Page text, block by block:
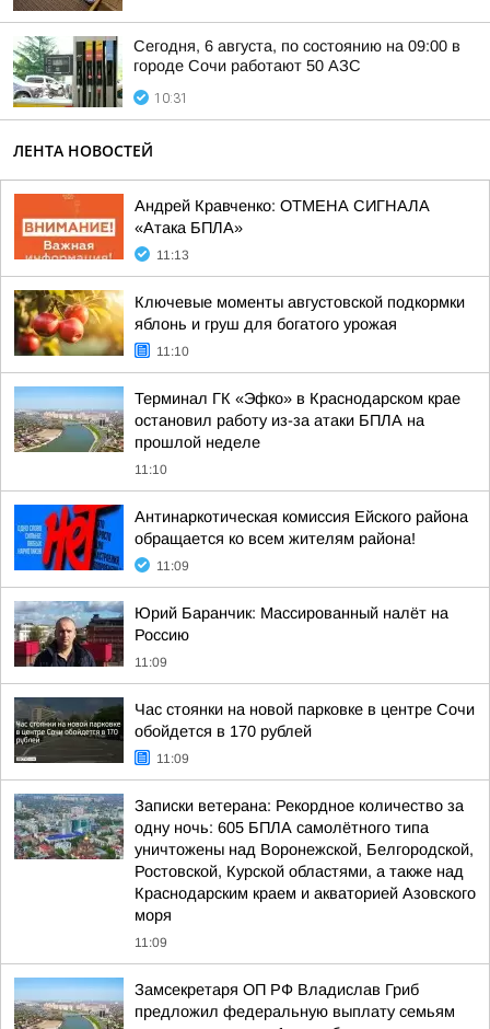
Сегодня, 6 августа, по состоянию на 09:00 в
городе Сочи работают 50 АЗС
10:31
ЛЕНТА НОВОСТЕЙ
Андрей Кравченко: ОТМЕНА СИГНАЛА
«Атака БПЛА»
11:13
Ключевые моменты августовской подкормки
яблонь и груш для богатого урожая
11:10
Терминал ГК «Эфко» в Краснодарском крае
остановил работу из-за атаки БПЛА на
прошлой неделе
11:10
Антинаркотическая комиссия Ейского района
обращается ко всем жителям района!
11:09
Юрий Баранчик: Массированный налёт на
Россию
11:09
Час стоянки на новой парковке в центре Сочи
обойдется в 170 рублей
11:09
Записки ветерана: Рекордное количество за
одну ночь: 605 БПЛА самолётного типа
уничтожены над Воронежской, Белгородской,
Ростовской, Курской областями, а также над
Краснодарским краем и акваторией Азовского
моря
11:09
Замсекретаря ОП РФ Владислав Гриб
предложил федеральную выплату семьям